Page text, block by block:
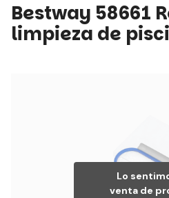
Lo
venta de
Bestway 58661
limpieza de